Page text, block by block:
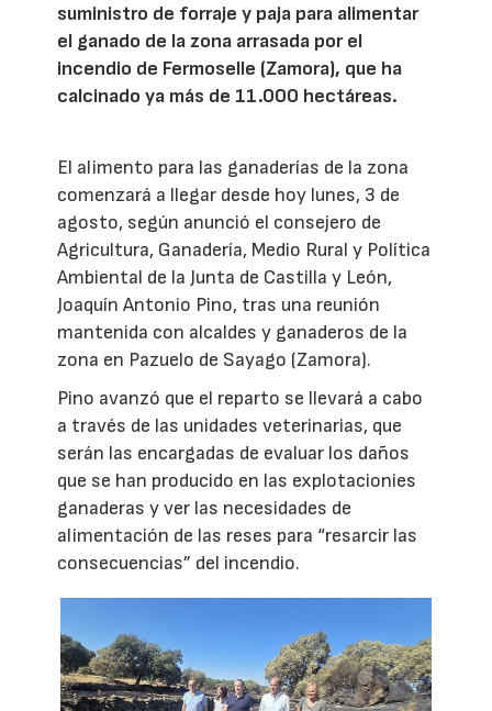
suministro de forraje y paja para alimentar
el ganado de la zona arrasada por el
incendio de Fermoselle (Zamora), que ha
calcinado ya más de 11.000 hectáreas.
El alimento para las ganaderías de la zona
comenzará a llegar desde hoy lunes, 3 de
agosto, según anunció el consejero de
Agricultura, Ganadería, Medio Rural y Política
Ambiental de la Junta de Castilla y León,
Joaquín Antonio Pino, tras una reunión
mantenida con alcaldes y ganaderos de la
zona en Pazuelo de Sayago (Zamora).
Pino avanzó que el reparto se llevará a cabo
a través de las unidades veterinarias, que
serán las encargadas de evaluar los daños
que se han producido en las explotacionies
ganaderas y ver las necesidades de
alimentación de las reses para “resarcir las
consecuencias” del incendio.